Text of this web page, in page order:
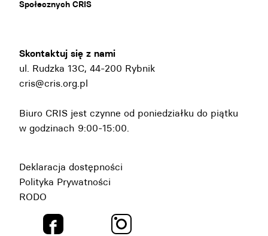
Społecznych CRIS
Skontaktuj się z nami
ul. Rudzka 13C, 44-200 Rybnik
cris@cris.org.pl
Biuro CRIS jest czynne od poniedziałku do piątku
w godzinach 9:00-15:00.
Deklaracja dostępności
Polityka Prywatności
RODO